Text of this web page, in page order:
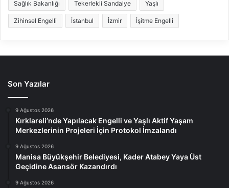
Sağlık Bakanlığı Tekerlekli Sandalye Yaşlı
Zihinsel Engelli İstanbul İzmir İşitme Engelli
Son Yazılar
9 Ağustos 2026
Kırklareli’nde Yapılacak Engelli ve Yaşlı Aktif Yaşam
Merkezlerinin Projeleri İçin Protokol İmzalandı
9 Ağustos 2026
Manisa Büyükşehir Belediyesi, Kader Atabey Yaya Üst
Geçidine Asansör Kazandırdı
9 Ağustos 2026